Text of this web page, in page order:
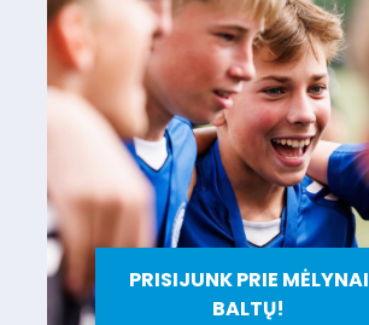
PRISIJUNK PRIE MĖLYNAI
BALTŲ!